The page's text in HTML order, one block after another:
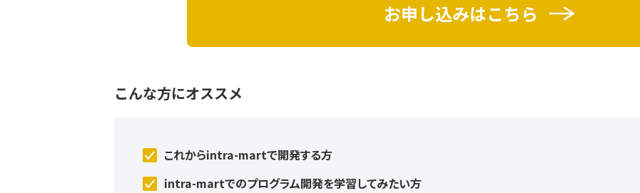
お申し込みはこちら
こんな方にオススメ
これからintra-martで開発する方
intra-martでのプログラム開発を学習してみたい方